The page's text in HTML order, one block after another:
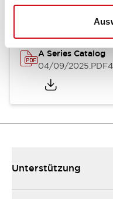
Kataloge & Broschüren
A Series Catalog
04/09/2025.PDF
Unterstützung